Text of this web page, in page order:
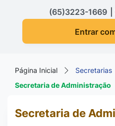
(65)3223-1669
Entrar
Página Inicial
Secretarias
Secretaria de Administração
Secretaria de